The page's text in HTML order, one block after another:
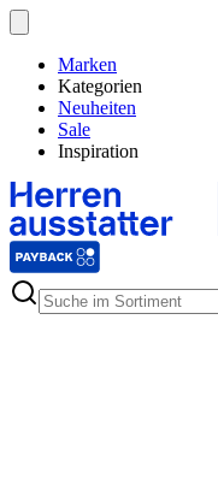
Marken
Kategorien
Neuheiten
Sale
Inspiration